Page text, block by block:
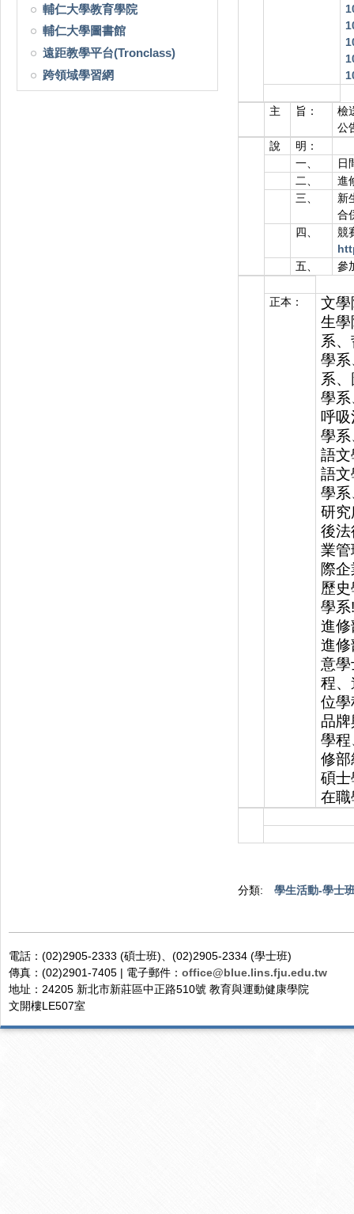
輔仁大學教育學院
輔仁大學圖書館
遠距教學平台(Tronclass)
跨領域學習網
主 旨：
檢
公
說
明：
一、
日
二、
進
三、
新
合
四、
競
五、
參
正本：
文
生
系
學
系
學
呼
學
語
語
學
研
後
業
際
歷
學
進
進
意
程
位
品
學
修
碩
在
分類: 學生活動-學士
電話：(02)2905-2333 (碩士班)、(02)2905-2334 (學士班)
傳真：(02)2901-7405 | 電子郵件： office@blue.lins.fju.edu.tw
地址：24205 新北市新莊區中正路510號 教育與運動健康學院
文開樓LE507室